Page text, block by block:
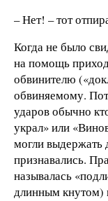
– Нет! – тот
Когда не было
на помощь
обвинителю
обвиняемому.
ударов обычно
украл» или
могли выдержать
признавались.
называлась
длинным кнутом)